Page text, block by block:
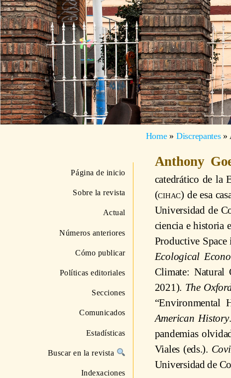
Página de inicio
Sobre la revista
Actual
Números anteriores
Cómo publicar
Políticas editoriales
Secciones
Comunicados
Estadísticas
Buscar en la revista
Indexaciones
Home» Discrepantes»
Anthony
catedrático de la
(cihac) de esa
Universidad de
ciencia e historia
Productive
Ecological
Climate: Natural
2021). The
“Environmental
American History
pandemias
Viales (eds.).
Universidad de